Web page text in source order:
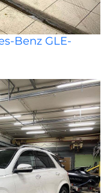
Benz GLE-